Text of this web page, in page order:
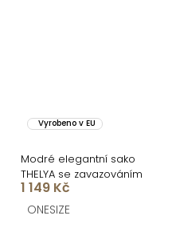
Vyrobeno v EU
Modré elegantní sako
THELYA se zavazováním
1 149 Kč
ONESIZE